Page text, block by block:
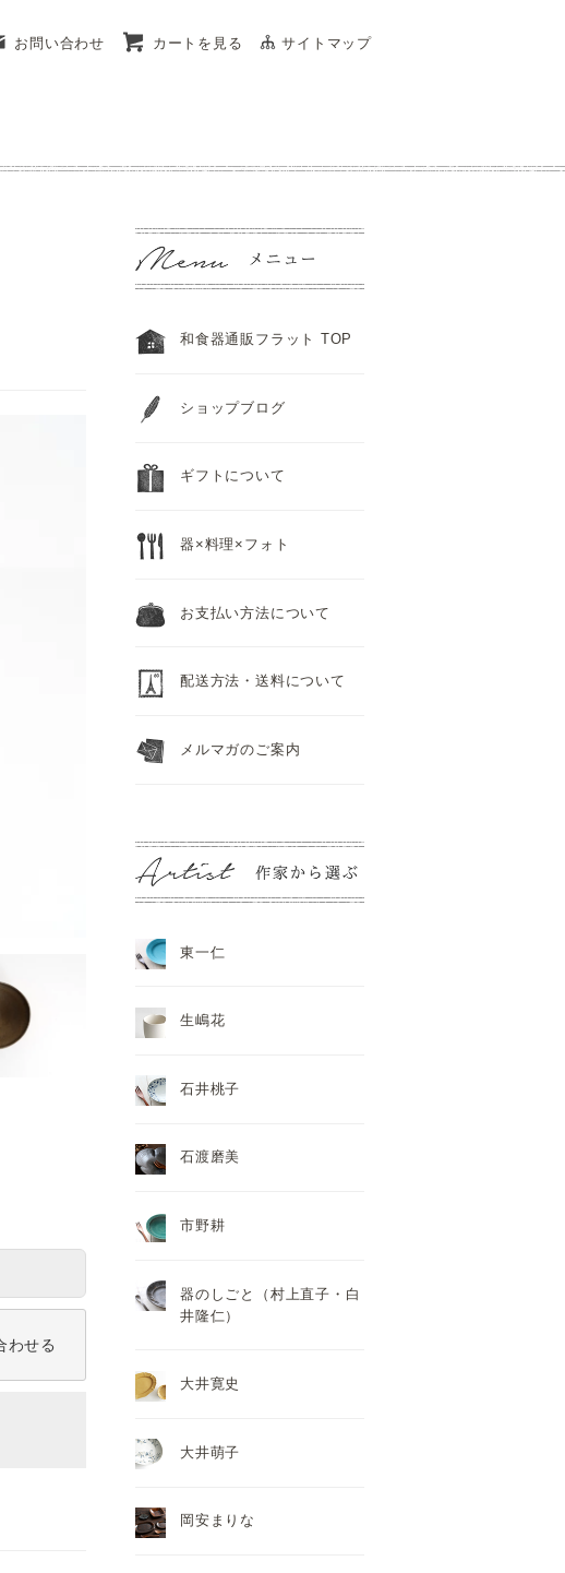
お問い合わせ カートを見る サイトマップ
わせる
和食器通販フラット TOP
ショップブログ
ギフトについて
器×料理×フォト
お支払い方法について
配送方法・送料について
メルマガのご案内
東一仁
生嶋花
石井桃子
石渡磨美
市野耕
器のしごと（村上直子・白
井隆仁）
大井寛史
大井萌子
岡安まりな